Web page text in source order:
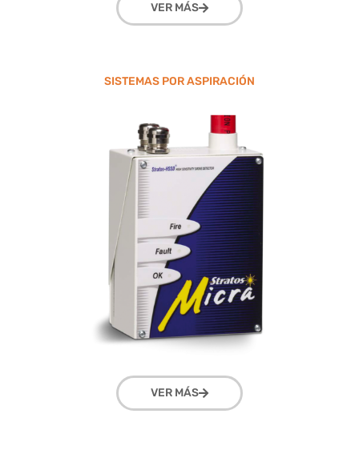
VER MÁS
SISTEMAS POR ASPIRACIÓN
VER MÁS